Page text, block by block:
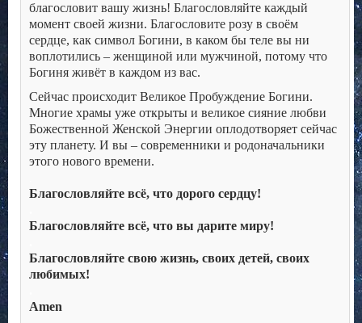
благословит вашу жизнь! Благословляйте каждый
момент своей жизни. Благословите розу в своём
сердце, как символ Богини, в каком бы теле вы ни
воплотились – женщиной или мужчиной, потому что
Богиня живёт в каждом из вас.
Сейчас происходит Великое Пробуждение Богини.
Многие храмы уже открыты и великое сияние любви
Божественной Женской Энергии оплодотворяет сейчас
эту планету. И вы – современники и родоначальники
этого нового времени.
Благословляйте всё, что дорого сердцу!
Благословляйте всё, что вы дарите миру!
Благословляйте свою жизнь, своих детей, своих
любимых!
Amen